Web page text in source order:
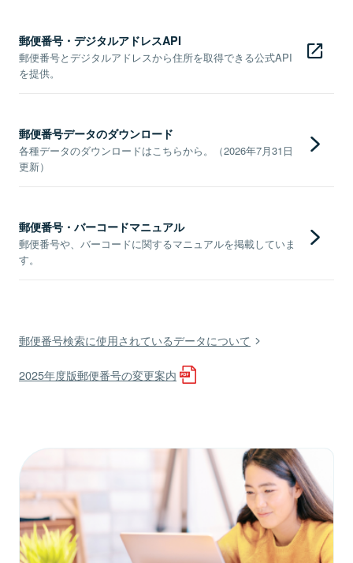
郵便番号・デジタルアドレスAPI
郵便番号とデジタルアドレスから住所を取得できる公式API
を提供。
郵便番号データのダウンロード
各種データのダウンロードはこちらから。（2026年7月31日
更新）
郵便番号・バーコードマニュアル
郵便番号や、バーコードに関するマニュアルを掲載していま
す。
郵便番号検索に使用されているデータについて
2025年度版郵便番号の変更案内